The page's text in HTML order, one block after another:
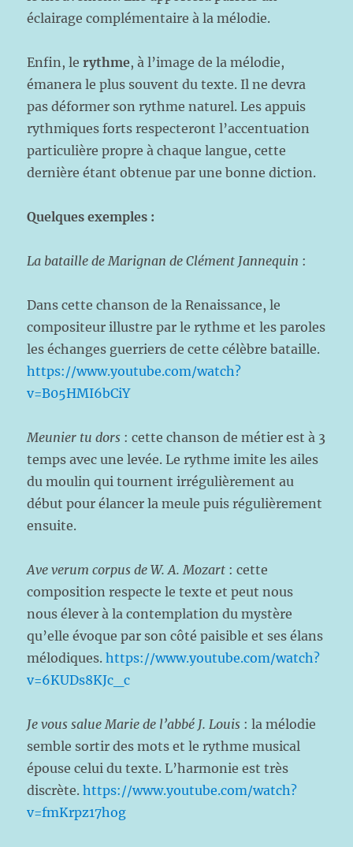
éclairage complémentaire à la mélodie.
Enfin, lerythme, à l’image de la mélodie,
émanera le plus souvent du texte. Il ne devra
pas déformer son rythme naturel. Les appuis
rythmiques forts respecteront l’accentuation
particulière propre à chaque langue, cette
dernière étant obtenue par une bonne diction.
Quelques exemples :
La bataille de Marignan de Clément Jannequin :
Dans cette chanson de la Renaissance, le
compositeur illustre par le rythme et les paroles
les échanges guerriers de cette célèbre bataille.
https://www.youtube.com/watch?
v=B05HMI6bCiY
Meunier tu dors : cette chanson de métier est à 3
temps avec une levée. Le rythme imite les ailes
du moulin qui tournent irrégulièrement au
début pour élancer la meule puis régulièrement
ensuite.
Ave verum corpus de W. A. Mozart : cette
composition respecte le texte et peut nous
nous élever à la contemplation du mystère
qu’elle évoque par son côté paisible et ses élans
mélodiques.https://www.youtube.com/watch?
v=6KUDs8KJc_c
Je vous salue Marie de l’abbé J. Louis : la mélodie
semble sortir des mots et le rythme musical
épouse celui du texte. L’harmonie est très
discrète.https://www.youtube.com/watch?
v=fmKrpz17hog